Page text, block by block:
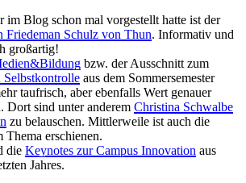
im Blog schon mal vorgestellt hatte ist der
Friedeman Schulz von Thun. Informativ und
großartig!
bzw. der Ausschnitt zum
aus dem Sommersemester
taufrisch, aber ebenfalls Wert genauer
Dort sind unter anderem Christina Schwalbe
zu belauschen. Mittlerweile ist auch die
Thema erschienen.
die Keynotes zur Campus Innovation aus
Jahres.